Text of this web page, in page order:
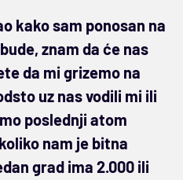
kako sam ponosan na
znam da će nas
da mi grizemo na
uz nas vodili mi ili
poslednji atom
nam je bitna
grad ima 2.000 ili